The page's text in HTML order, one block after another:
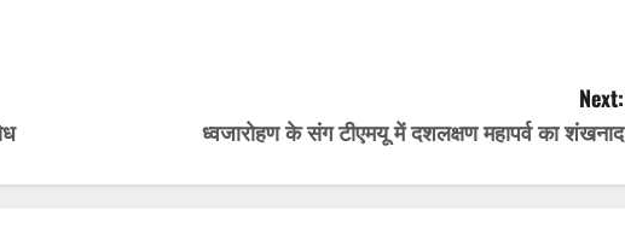
Next:
ध्वजारोहण के संग टीएमयू में दशलक्षण महापर्व का शंखनाद